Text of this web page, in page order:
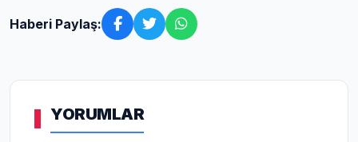
Haberi Paylaş:
YORUMLAR